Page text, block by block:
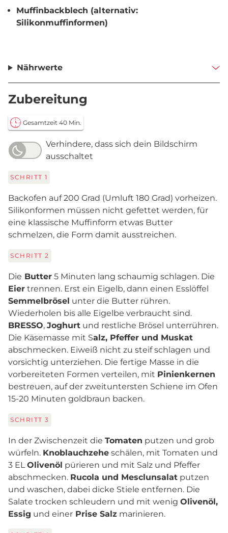
Muffinbackblech (alternativ:
Silikonmuffinformen)
Nährwerte
Zubereitung
Gesamtzeit 40 Min.
Verhindere, dass sich dein Bildschirm
ausschaltet
SCHRITT 1
Backofen auf 200 Grad (Umluft 180 Grad) vorheizen.
Silikonformen müssen nicht gefettet werden, für
eine klassische Muffinform etwas Butter
schmelzen, die Form damit ausstreichen.
SCHRITT 2
Die Butter 5 Minuten lang schaumig schlagen. Die
Eier trennen. Erst ein Eigelb, dann einen Esslöffel
Semmelbrösel unter die Butter rühren.
Wiederholen bis alle Eigelbe verbraucht sind.
BRESSO, Joghurt und restliche Brösel unterrühren.
Die Käsemasse mit Salz, Pfeffer und Muskat
abschmecken. Eiweiß nicht zu steif schlagen und
vorsichtig unterziehen. Die fertige Masse in die
vorbereiteten Formen verteilen, mit Pinienkernen
bestreuen, auf der zweituntersten Schiene im Ofen
15-20 Minuten goldbraun backen.
SCHRITT 3
In der Zwischenzeit die Tomaten putzen und grob
würfeln. Knoblauchzehe schälen, mit Tomaten und
3 ELOlivenöl pürieren und mit Salz und Pfeffer
abschmecken. Rucola und Mesclunsalat putzen
und waschen, dabei dicke Stiele entfernen. Die
Salate trocken schleudern und mit wenig Olivenöl,
Essig und einer Prise Salz marinieren.